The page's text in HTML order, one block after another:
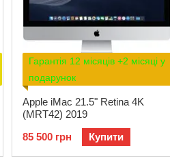
Гарантія 12 місяців +2 місяці у
подарунок
Apple iMac 21.5" Retina 4K
(MRT42) 2019
85 500 грн
Купити